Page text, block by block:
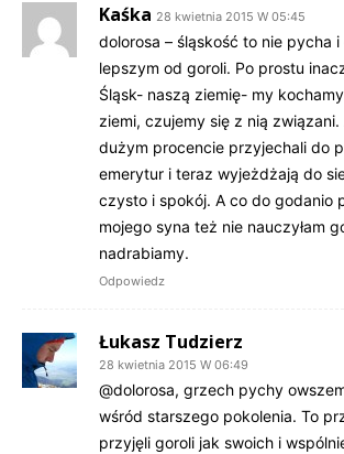
Kaśka 28 kwietnia 2015 W 05:45
dolorosa – śląskość to nie pycha
lepszym od goroli. Po prostu
Śląsk- naszą ziemię- my
ziemi, czujemy się z nią
dużym procencie przyjechali do
emerytur i teraz wyjeżdżają do
czysto i spokój. A co do godanio
mojego syna też nie nauczyłam
nadrabiamy.
Odpowiedz
Łukasz Tudzierz
28 kwietnia 2015 W 06:49
@dolorosa, grzech pychy
wśród starszego pokolenia. To
przyjęli goroli jak swoich i